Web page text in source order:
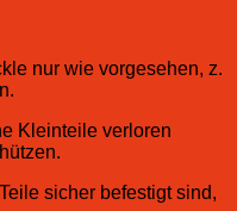
nur wie vorgesehen, z.
Kleinteile verloren
sicher befestigt sind,